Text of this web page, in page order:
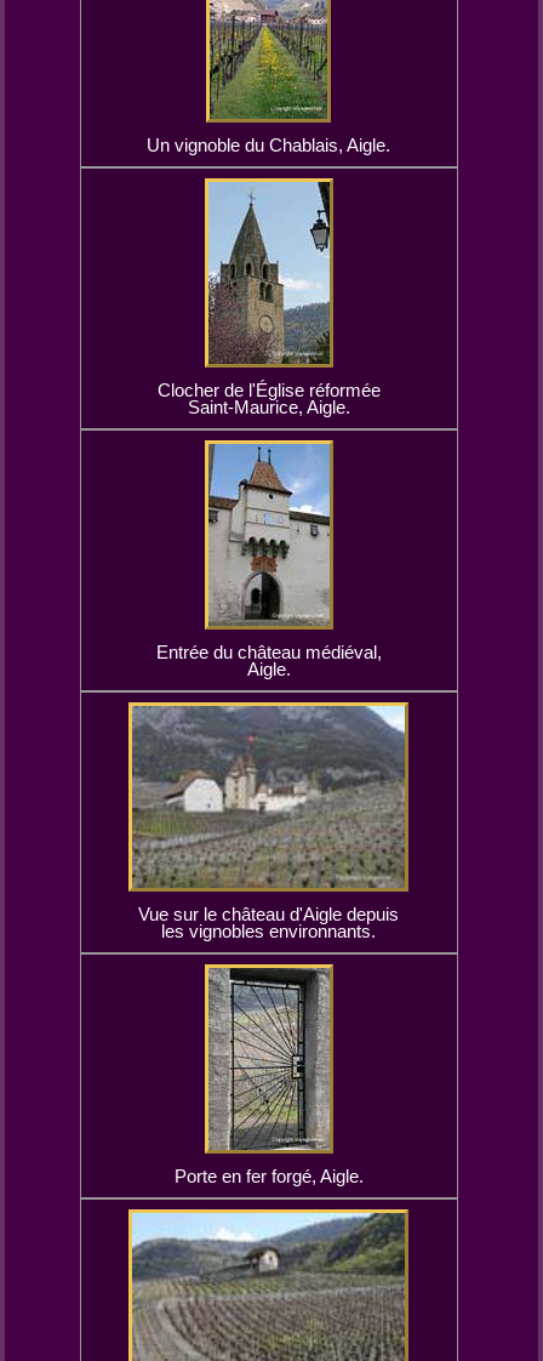
Un vignoble du Chablais, Aigle.
Clocher de l'Église réformée
Saint-Maurice, Aigle.
Entrée du château médiéval,
Aigle.
Vue sur le château d'Aigle depuis
les vignobles environnants.
Porte en fer forgé, Aigle.